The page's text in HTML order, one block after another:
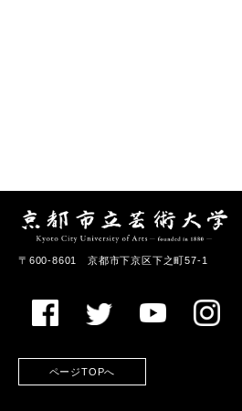
〒600-8601 京都市下京区下之町57-1
ページTOPへ